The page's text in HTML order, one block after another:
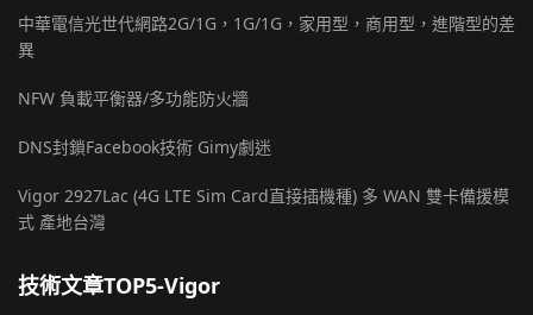
中華電信光世代網路2G/1G，1G/1G，家用型，商用型，進階型的差
異
NFW 負載平衡器/多功能防火牆
DNS封鎖Facebook技術 Gimy劇迷
Vigor 2927Lac (4G LTE Sim Card直接插機種) 多 WAN 雙卡備援模
式 產地台灣
技術文章TOP5-Vigor